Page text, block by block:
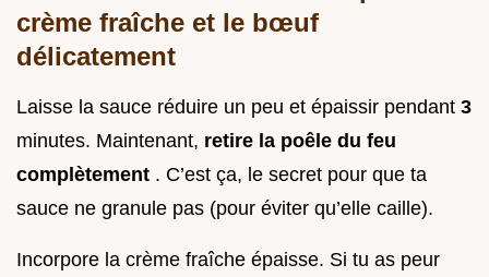
crème fraîche et le bœuf
délicatement
Laisse la sauce réduire un peu et épaissir pendant 3
minutes. Maintenant, retire la poêle du feu
complètement . C’est ça, le secret pour que ta
sauce ne granule pas (pour éviter qu’elle caille).
Incorpore la crème fraîche épaisse. Si tu as peur